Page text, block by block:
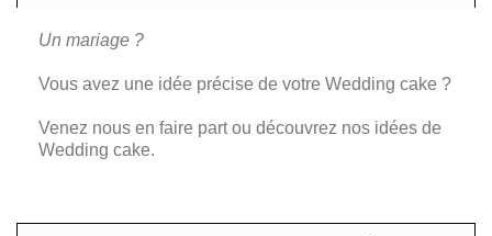
Un mariage ?
Vous avez une idée précise de votre Wedding cake ?
Venez nous en faire part ou découvrez nos idées de
Wedding cake.